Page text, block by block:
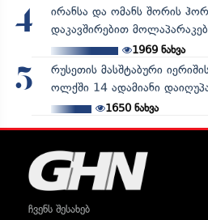
4
ირანსა და ომანს შორის
დაკავშირებით
1969ნახვა
5
რუსეთის მასშტაბური
ოლქში 14 ადამიანი
1650ნახვა
ჩვენს შესახებ